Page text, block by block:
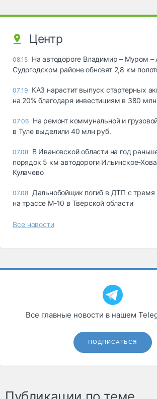
Центр
08:15 На автодороге Владимир – Муром –
Судогодском районе обновят 2,8 км
07:19 КАЗ нарастит выпуск стартерных
на 20% благодаря инвестициям в 380
07:06 На ремонт коммунальной и
в Туле выделили 40 млн руб.
07.08 В Ивановской области на год
порядок 5 км автодороги Ильинское-
Кулачево
07.08 Дальнобойщик погиб в ДТП с тремя
на трассе М-10 в Тверской области
Все новости
Все главные новости в нашем
ПОДПИСАТЬСЯ